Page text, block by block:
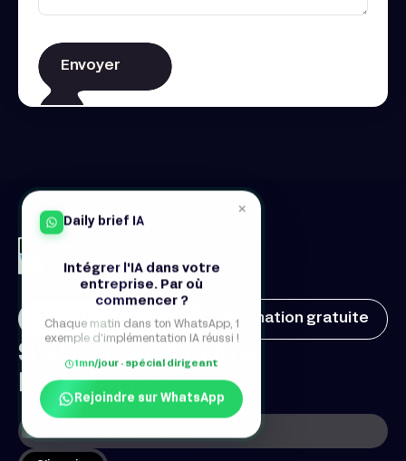
Débuter mon projet Estimation gratuite
S'abonner à notre
Newsletter
×
Daily brief IA
Intégrer l'IA dans votre
entreprise. Par où
commencer ?
Chaque matin dans ton WhatsApp, 1
exemple d'implémentation IA réussi !
1mn/jour · spécial dirigeant
Rejoindre sur WhatsApp